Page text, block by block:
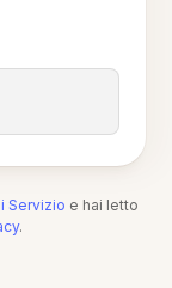
Servizio e hai letto
.